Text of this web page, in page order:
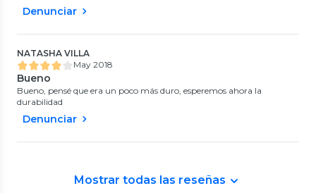
Denunciar
NATASHA VILLA
May 2018
Bueno
Bueno, pensé que era un poco más duro, esperemos ahora la
durabilidad
Denunciar
Mostrar todas las reseñas